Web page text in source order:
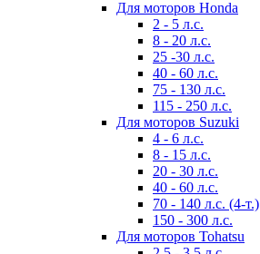
Для моторов Honda
2 - 5 л.с.
8 - 20 л.с.
25 -30 л.с.
40 - 60 л.с.
75 - 130 л.с.
115 - 250 л.с.
Для моторов Suzuki
4 - 6 л.с.
8 - 15 л.с.
20 - 30 л.с.
40 - 60 л.с.
70 - 140 л.с. (4-т.)
150 - 300 л.с.
Для моторов Tohatsu